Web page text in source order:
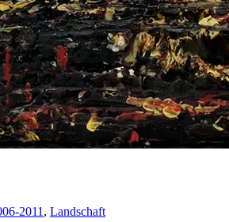
2011 , Landschaft